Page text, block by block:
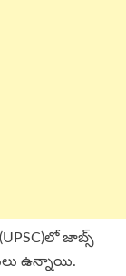
జాబ్స్
ఉన్నాయి.